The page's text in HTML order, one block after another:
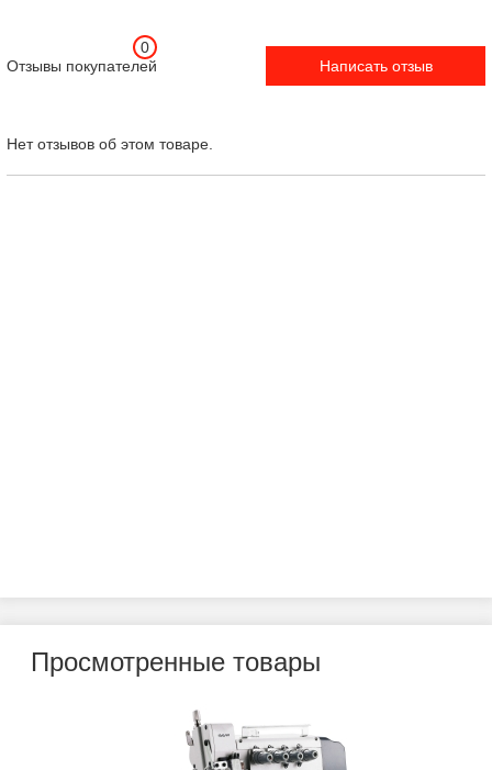
Отзывы покупателей
0
Написать отзыв
Нет отзывов об этом товаре.
Просмотренные товары